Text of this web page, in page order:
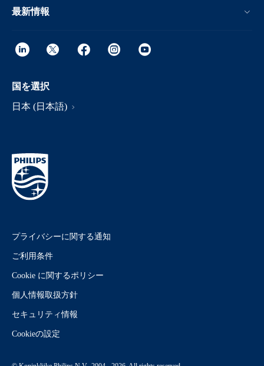
最新情報
国を選択
日本 (日本語)
プライバシーに関する通知
ご利用条件
Cookie に関するポリシー
個人情報取扱方針
セキュリティ情報
Cookieの設定